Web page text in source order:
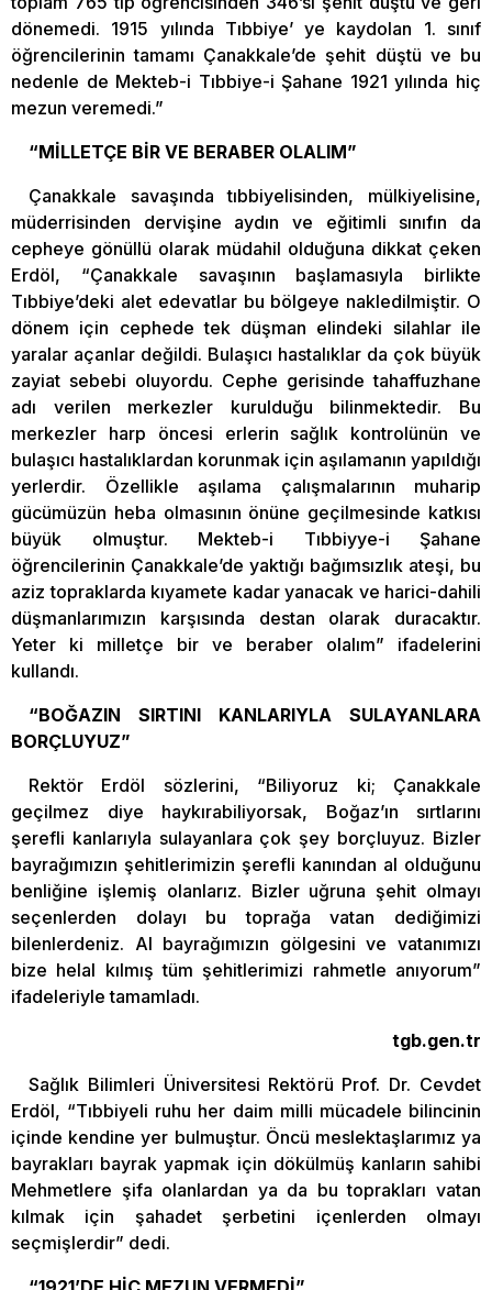
dönemedi. 1915 yılında Tıbbiye’ ye kaydolan 1. sınıf
öğrencilerinin tamamı Çanakkale’de şehit düştü ve bu
nedenle de Mekteb-i Tıbbiye-i Şahane 1921 yılında hiç
mezun veremedi.”
“MİLLETÇE BİR VE BERABER OLALIM”
Çanakkale savaşında tıbbiyelisinden, mülkiyelisine,
müderrisinden dervişine aydın ve eğitimli sınıfın da
cepheye gönüllü olarak müdahil olduğuna dikkat çeken
Erdöl, “Çanakkale savaşının başlamasıyla birlikte
Tıbbiye’deki alet edevatlar bu bölgeye nakledilmiştir. O
dönem için cephede tek düşman elindeki silahlar ile
yaralar açanlar değildi. Bulaşıcı hastalıklar da çok büyük
zayiat sebebi oluyordu. Cephe gerisinde tahaffuzhane
adı verilen merkezler kurulduğu bilinmektedir. Bu
merkezler harp öncesi erlerin sağlık kontrolünün ve
bulaşıcı hastalıklardan korunmak için aşılamanın yapıldığı
yerlerdir. Özellikle aşılama çalışmalarının muharip
gücümüzün heba olmasının önüne geçilmesinde katkısı
büyük olmuştur. Mekteb-i Tıbbiyye-i Şahane
öğrencilerinin Çanakkale’de yaktığı bağımsızlık ateşi, bu
aziz topraklarda kıyamete kadar yanacak ve harici-dahili
düşmanlarımızın karşısında destan olarak duracaktır.
Yeter ki milletçe bir ve beraber olalım” ifadelerini
kullandı.
“BOĞAZIN SIRTINI KANLARIYLA SULAYANLARA
BORÇLUYUZ”
Rektör Erdöl sözlerini, “Biliyoruz ki; Çanakkale
geçilmez diye haykırabiliyorsak, Boğaz’ın sırtlarını
şerefli kanlarıyla sulayanlara çok şey borçluyuz. Bizler
bayrağımızın şehitlerimizin şerefli kanından al olduğunu
benliğine işlemiş olanlarız. Bizler uğruna şehit olmayı
seçenlerden dolayı bu toprağa vatan dediğimizi
bilenlerdeniz. Al bayrağımızın gölgesini ve vatanımızı
bize helal kılmış tüm şehitlerimizi rahmetle anıyorum”
ifadeleriyle tamamladı.
tgb.gen.tr
Sağlık Bilimleri Üniversitesi Rektörü Prof. Dr. Cevdet
Erdöl, “Tıbbiyeli ruhu her daim milli mücadele bilincinin
içinde kendine yer bulmuştur. Öncü meslektaşlarımız ya
bayrakları bayrak yapmak için dökülmüş kanların sahibi
Mehmetlere şifa olanlardan ya da bu toprakları vatan
kılmak için şahadet şerbetini içenlerden olmayı
seçmişlerdir” dedi.